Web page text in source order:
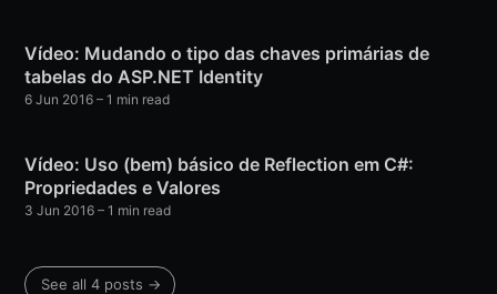
Vídeo: Mudando o tipo das chaves primárias de
tabelas do ASP.NET Identity
6 Jun 2016 – 1 min read
Vídeo: Uso (bem) básico de Reflection em C#:
Propriedades e Valores
3 Jun 2016 – 1 min read
See all 4 posts →